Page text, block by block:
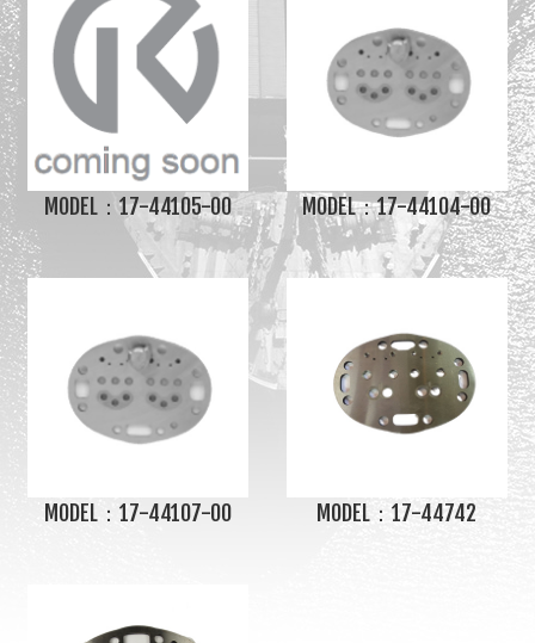
MODEL：17-44105-00 MODEL：17-44104-00
MODEL：17-44107-00 MODEL：17-44742